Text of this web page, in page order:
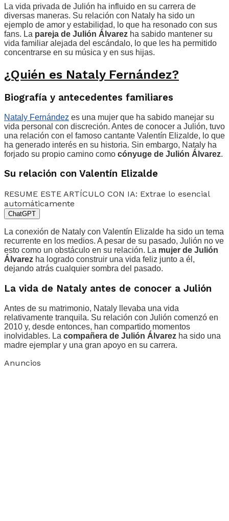
La vida privada de Julión ha influido en su carrera de
diversas maneras. Su relación con Nataly ha sido un
ejemplo de amor y estabilidad, lo que ha resonado con sus
fans. La pareja de Julión Álvarez ha sabido mantener su
vida familiar alejada del escándalo, lo que les ha permitido
concentrarse en su música y en sus hijas.
¿Quién es Nataly Fernández?
Biografía y antecedentes familiares
Nataly Fernández es una mujer que ha sabido manejar su
vida personal con discreción. Antes de conocer a Julión, tuvo
una relación con el famoso cantante Valentín Elizalde, lo que
ha generado interés en su historia. Sin embargo, Nataly ha
forjado su propio camino como cónyuge de Julión Álvarez.
Su relación con Valentín Elizalde
RESUME ESTE ARTÍCULO CON IA: Extrae lo esencial
automáticamente
ChatGPT
La conexión de Nataly con Valentín Elizalde ha sido un tema
recurrente en los medios. A pesar de su pasado, Julión no ve
esto como un obstáculo en su relación. La mujer de Julión
Álvarez ha logrado construir una vida feliz junto a él,
dejando atrás cualquier sombra del pasado.
La vida de Nataly antes de conocer a Julión
Antes de su matrimonio, Nataly llevaba una vida
relativamente tranquila. Su relación con Julión comenzó en
2010 y, desde entonces, han compartido momentos
inolvidables. La compañera de Julión Álvarez ha sido una
madre ejemplar y una gran apoyo en su carrera.
Anuncios